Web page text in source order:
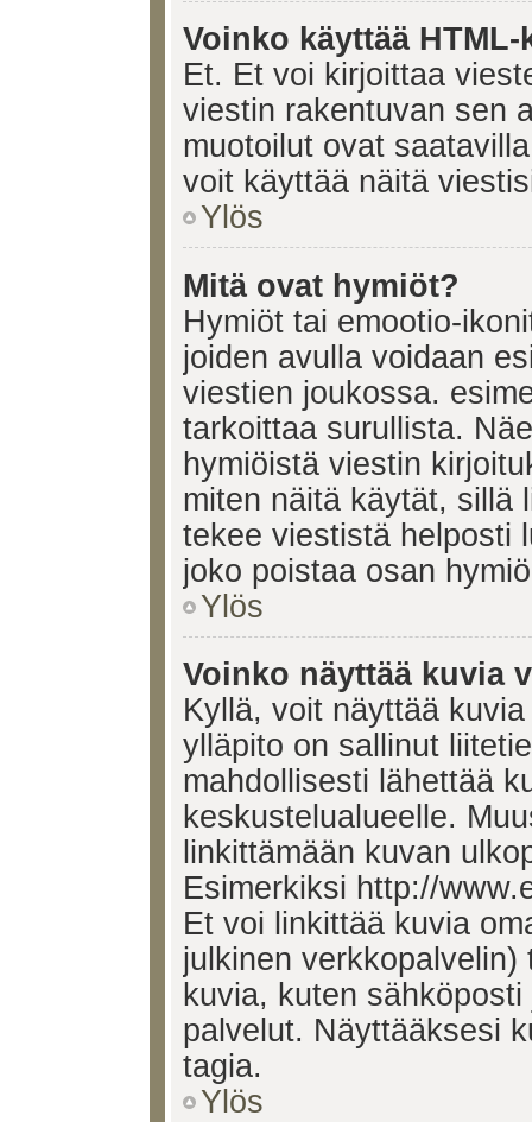
Voinko käyttää
Et. Et voi kirjoittaa
viestin rakentuvan sen
muotoilut ovat
voit käyttää näitä
Ylös
Mitä ovat hymiöt?
Hymiöt tai emootio-
joiden avulla voidaan
viestien joukossa.
tarkoittaa surullista.
hymiöistä viestin
miten näitä käytät, sillä
tekee viestistä helposti
joko poistaa osan
Ylös
Voinko näyttää kuvia
Kyllä, voit näyttää
ylläpito on sallinut
mahdollisesti lähettää
keskustelualueelle.
linkittämään kuvan
Esimerkiksi http://
Et voi linkittää kuvia
julkinen
kuvia, kuten
palvelut. Näyttääksesi
tagia.
Ylös